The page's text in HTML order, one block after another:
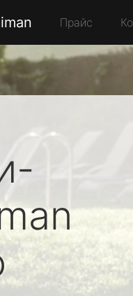
Прайс